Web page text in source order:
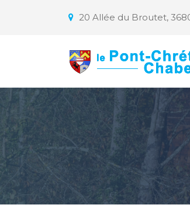
20 Allée du Broutet,